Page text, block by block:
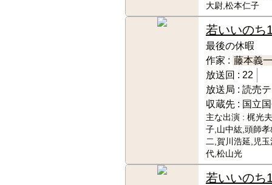
大尉,松本仁子
若いいのち
最後の休暇
作家 : 藤本義一
放送回 : 22
放送局 : 読売
収蔵先 : 国立
主な出演 : 梶光
子,山中紘,頭師
二,賀川浩延,児
代,松山光
若いいのち